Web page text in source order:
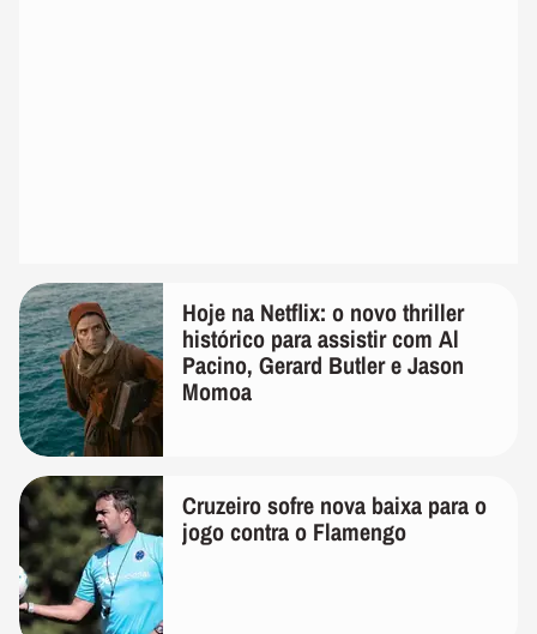
Hoje na Netflix: o novo thriller
histórico para assistir com Al
Pacino, Gerard Butler e Jason
Momoa
Cruzeiro sofre nova baixa para o
jogo contra o Flamengo